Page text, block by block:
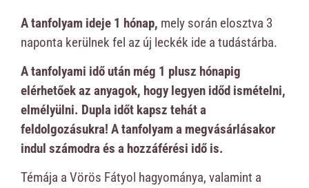
A tanfolyam ideje 1 hónap, mely során elosztva 3
naponta kerülnek fel az új leckék ide a tudástárba.
A tanfolyami idő után még 1 plusz hónapig
elérhetőek az anyagok, hogy legyen időd ismételni,
elmélyülni. Dupla időt kapsz tehát a
feldolgozásukra! A tanfolyam a megvásárlásakor
indul számodra és a hozzáférési idő is.
Témája a Vörös Fátyol hagyománya, valamint a